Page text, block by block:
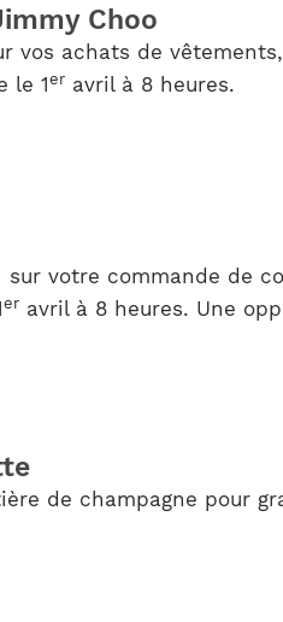
Choo
vos achats de
le 1er avril à 8 heures.
sur votre commande de
er avril à 8 heures. Une
de champagne pour